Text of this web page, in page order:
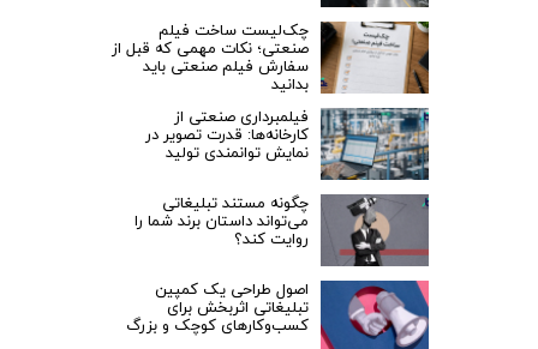
چک‌لیست ساخت فیلم
صنعتی؛ نکات مهمی که قبل از
سفارش فیلم صنعتی باید
بدانید
فیلمبرداری صنعتی از
کارخانه‌ها: قدرت تصویر در
نمایش توانمندی تولید
چگونه مستند تبلیغاتی
می‌تواند داستان برند شما را
روایت کند؟
اصول طراحی یک کمپین
تبلیغاتی اثربخش برای
کسب‌وکارهای کوچک و بزرگ